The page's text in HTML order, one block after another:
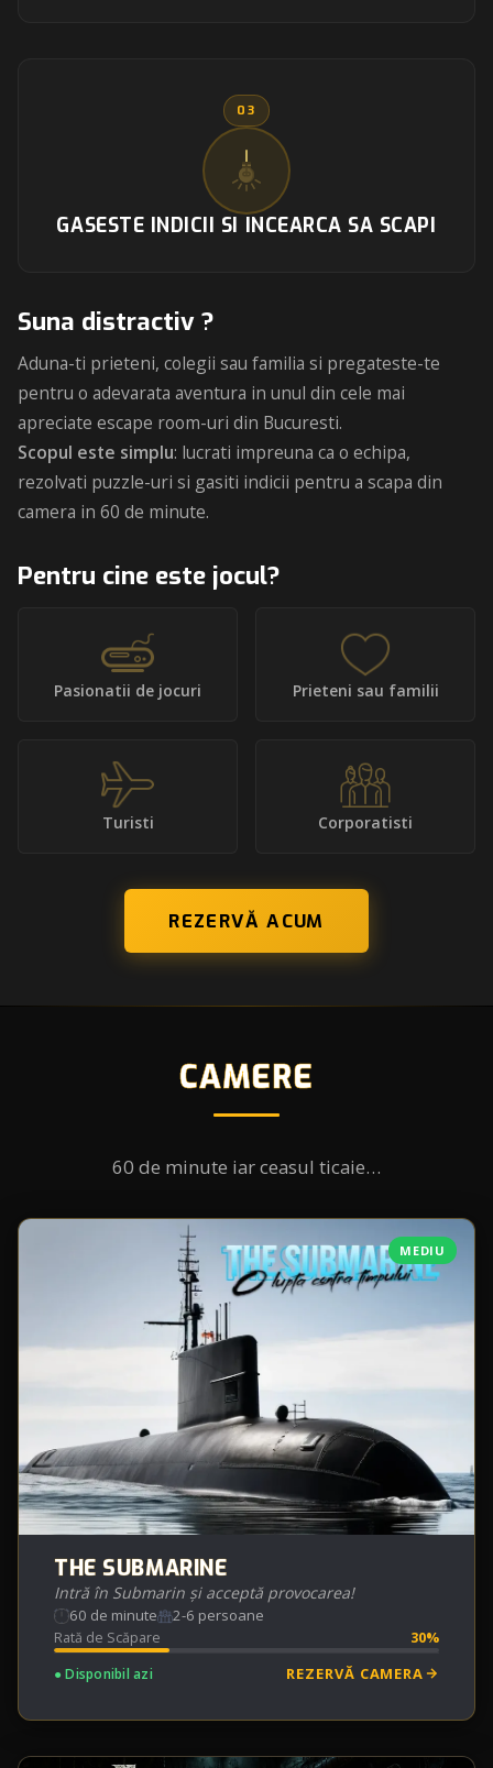
03
GASESTE INDICII SI INCEARCA SA SCAPI
Suna distractiv ?
Aduna-ti prieteni, colegii sau familia si pregateste-te
pentru o adevarata aventura in unul din cele mai
apreciate escape room-uri din Bucuresti.
Scopul este simplu: lucrati impreuna ca o echipa,
rezolvati puzzle-uri si gasiti indicii pentru a scapa din
camera in 60 de minute.
Pentru cine este jocul?
Pasionatii de jocuri Prieteni sau familii
Turisti Corporatisti
REZERVĂ ACUM
CAMERE
60 de minute iar ceasul ticaie…
MEDIU
THE SUBMARINE
Intră în Submarin și acceptă provocarea!
60 de minute 2-6 persoane
Rată de Scăpare
30%
● Disponibil azi
REZERVĂ CAMERA